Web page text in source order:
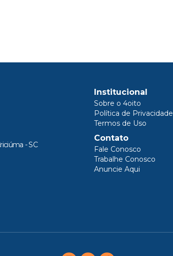
- SC
Institucional
Sobre o 4oito
Política de Privacidade
Termos de Uso
Contato
Fale Conosco
Trabalhe Conosco
Anuncie Aqui